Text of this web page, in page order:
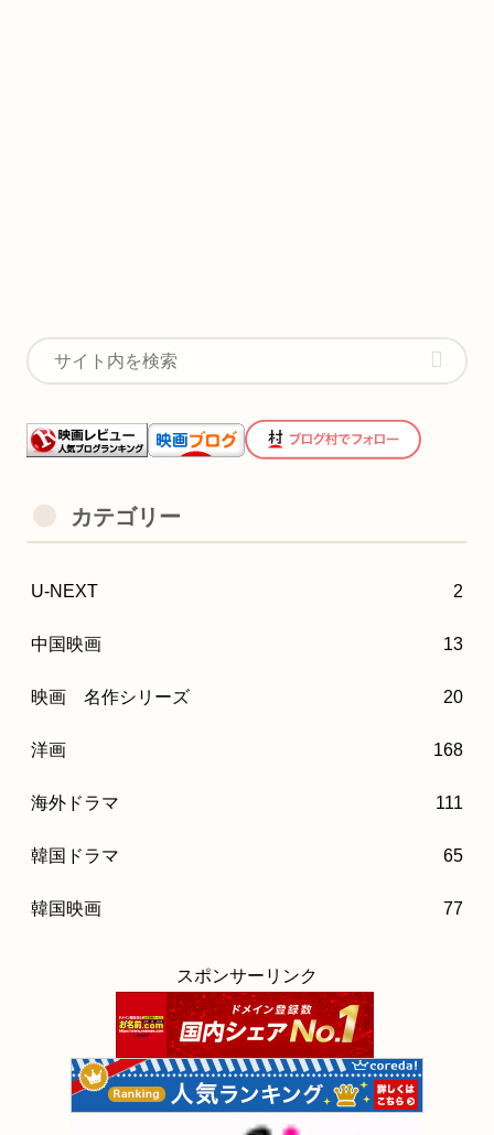
カテゴリー
U-NEXT 2
中国映画 13
映画 名作シリーズ 20
洋画 168
海外ドラマ 111
韓国ドラマ 65
韓国映画 77
スポンサーリンク